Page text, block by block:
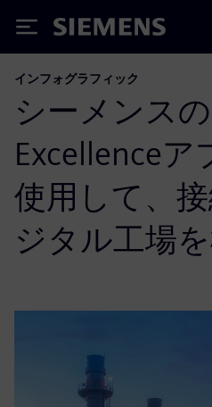
Siemens
インフォグラフィック
シーメンス
Excellenceア
使用して、
ジタル工場